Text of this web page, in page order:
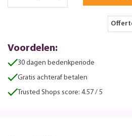
Voordelen:
30 dagen bedenkperiode
Gratis achteraf betalen
Trusted Shops score: 4.57 / 5